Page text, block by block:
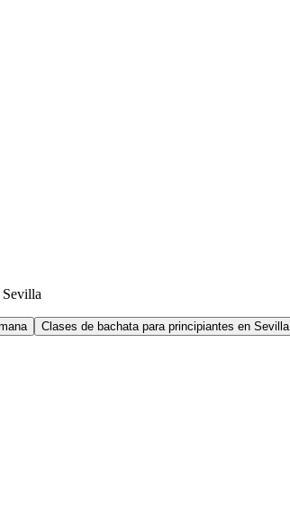
Sevilla
Clases de bachata para principiantes en Sevilla